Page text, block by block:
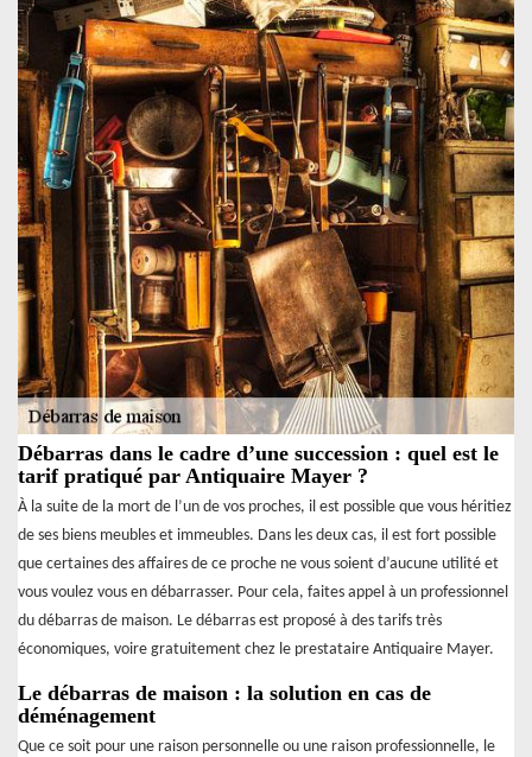
Débarras dans le cadre d’une succession : quel est le
tarif pratiqué par Antiquaire Mayer ?
À la suite de la mort de l’un de vos proches, il est possible que vous héritiez
de ses biens meubles et immeubles. Dans les deux cas, il est fort possible
que certaines des affaires de ce proche ne vous soient d’aucune utilité et
vous voulez vous en débarrasser. Pour cela, faites appel à un professionnel
du débarras de maison. Le débarras est proposé à des tarifs très
économiques, voire gratuitement chez le prestataire Antiquaire Mayer.
Le débarras de maison : la solution en cas de
déménagement
Que ce soit pour une raison personnelle ou une raison professionnelle, le